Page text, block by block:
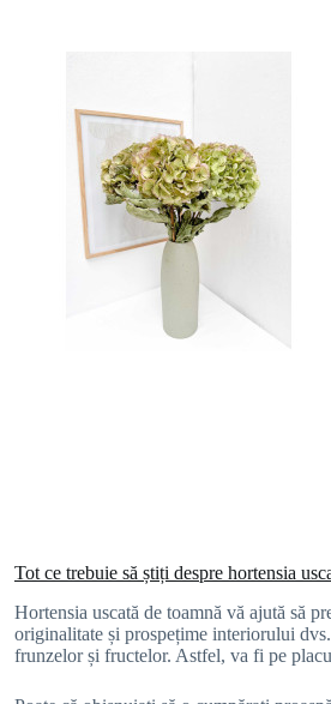
Tot ce trebuie să știți despre hortensia
Hortensia uscată de toamnă vă ajută să
originalitate și prospețime interiorului
frunzelor și fructelor. Astfel, va fi pe